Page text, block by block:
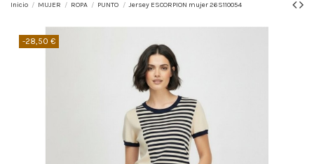
Inicio MUJER ROPA PUNTO Jersey ESCORPION mujer 26S110054
-28,50 €